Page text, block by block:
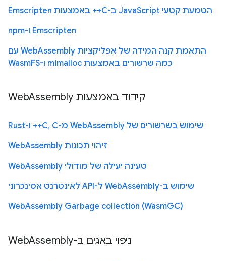
הטמעת קטעי JavaScript ב-C++ באמצעות Emscripten
Emscripten ו-npm
התאמת קנה המידה של אפליקציות WebAssembly עם
כמה שרשורים באמצעות mimalloc ו-WasmFS
קידוד באמצעות WebAssembly
שימוש בשרשורים של WebAssembly מ-C, C++ ו-Rust
זיהוי תכונות WebAssembly
טעינה יעילה של מודולי WebAssembly
שימוש ב-WebAssembly ל-API לאינטרנט אסינכרוני
WebAssembly Garbage collection (WasmGC)
ניפוי באגים ב-WebAssembly